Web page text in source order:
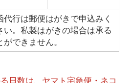
行は郵便はがきで申込みく
い。私製はがきの場合は承る
ができません。
日数は、ヤマト宅急便・ネコ